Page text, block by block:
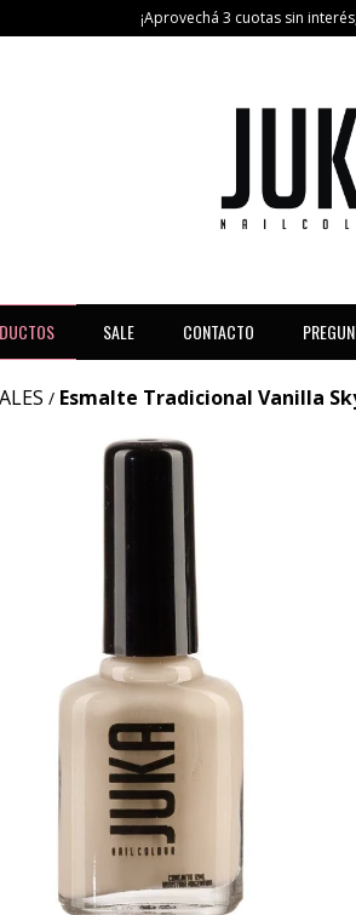
¡Aprovechá 3 cuotas sin
SALE CONTACTO
/ Esmalte Tradicional Vanilla